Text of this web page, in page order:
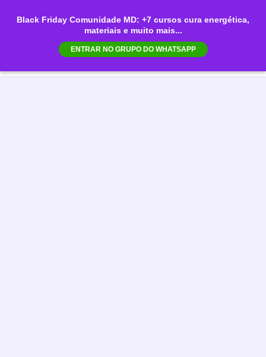
Black Friday Comunidade MD: +7 cursos cura energética,
materiais e muito mais...
ENTRAR NO GRUPO DO WHATSAPP
para